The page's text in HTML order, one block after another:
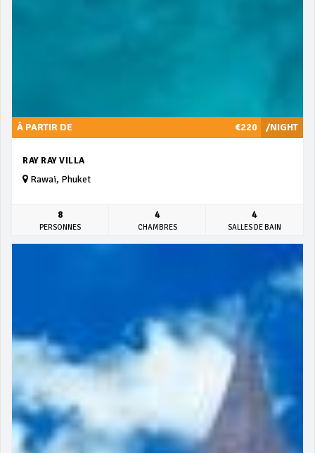
/NIGHT
À PARTIR DE €220
RAY RAY VILLA
Rawai, Phuket
8
PERSONNES
4
CHAMBRES
4
SALLES DE BAIN